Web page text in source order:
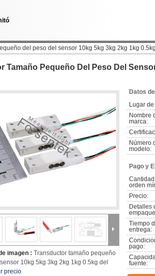
del peso del sensor 10kg 5kg 3kg 2kg 1kg
Tamaño Pequeño Del Peso Del
imagen : Transductor tamaño pequeño
10kg 5kg 3kg 2kg 1kg 0.5kg del
precio
Datos
Lugar
Nombre
marca:
Número
modelo:
Pago y
orden
Precio:
Detalles
Tiempo
entrega:
pago:
fuente: